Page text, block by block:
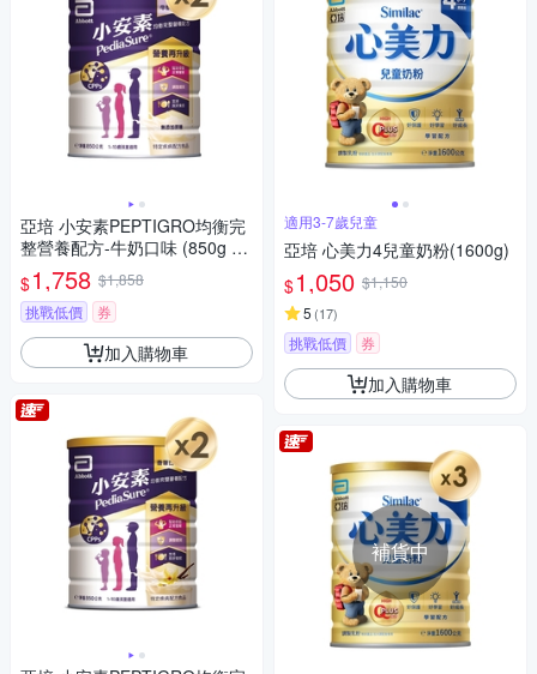
亞培 小安素PEPTIGRO均衡完
整營養配方-牛奶口味 (850g x
2入)
$1,758 $1,858
挑戰低價
券
加入購物車
適用3-7歲兒童
亞培 心美力4兒童奶粉(1600g)
$1,050 $1,150
5 (17)
挑戰低價 券
加入購物車
補貨中